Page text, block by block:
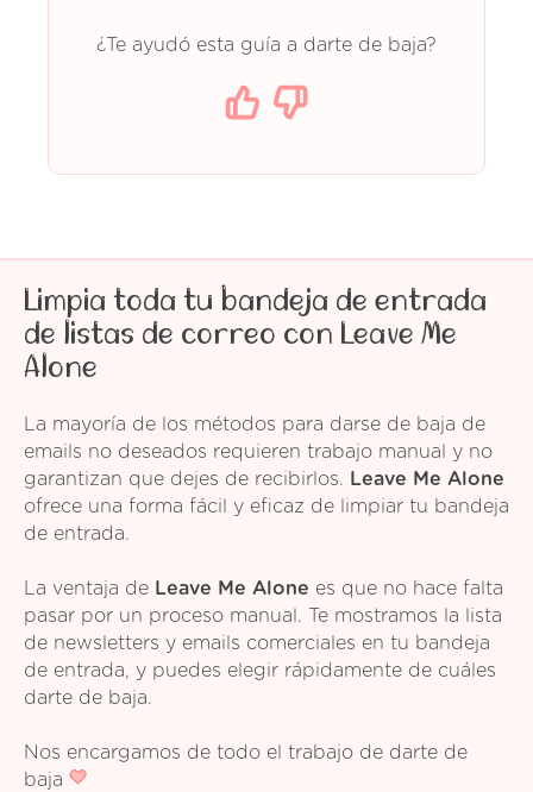
¿Te ayudó esta guía a darte de baja?
Limpia toda tu bandeja de entrada
de listas de correo con Leave Me
Alone
La mayoría de los métodos para darse de baja de
emails no deseados requieren trabajo manual y no
garantizan que dejes de recibirlos.
Leave Me Alone
ofrece una forma fácil y eficaz de limpiar tu bandeja
de entrada.
La ventaja de Leave Me Alone es que no hace falta
pasar por un proceso manual. Te mostramos la lista
de newsletters y emails comerciales en tu bandeja
de entrada, y puedes elegir rápidamente de cuáles
darte de baja.
Nos encargamos de todo el trabajo de darte de
baja